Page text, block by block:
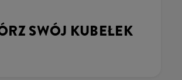
SWÓJ KUBEŁEK